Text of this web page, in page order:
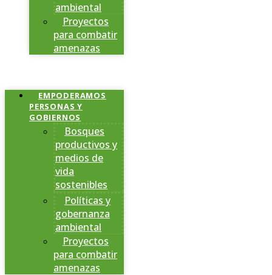
ambiental
Proyectos
para combatir
amenazas
EMPODERAMOS
PERSONAS Y
GOBIERNOS
Bosques
productivos y
medios de
vida
sostenibles
Políticas y
gobernanza
ambiental
Proyectos
para combatir
amenazas